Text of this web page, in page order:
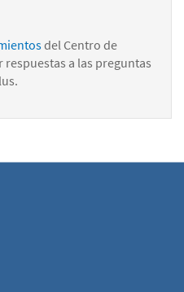
del Centro de
respuestas a las preguntas